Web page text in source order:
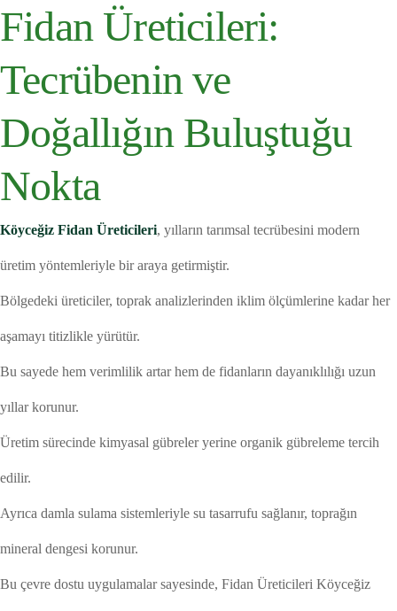
Fidan Üreticileri:
Tecrübenin ve
Doğallığın Buluştuğu
Nokta
Köyceğiz Fidan Üreticileri, yılların tarımsal tecrübesini modern
üretim yöntemleriyle bir araya getirmiştir.
Bölgedeki üreticiler, toprak analizlerinden iklim ölçümlerine kadar her
aşamayı titizlikle yürütür.
Bu sayede hem verimlilik artar hem de fidanların dayanıklılığı uzun
yıllar korunur.
Üretim sürecinde kimyasal gübreler yerine organik gübreleme tercih
edilir.
Ayrıca damla sulama sistemleriyle su tasarrufu sağlanır, toprağın
mineral dengesi korunur.
Bu çevre dostu uygulamalar sayesinde, Fidan Üreticileri Köyceğiz